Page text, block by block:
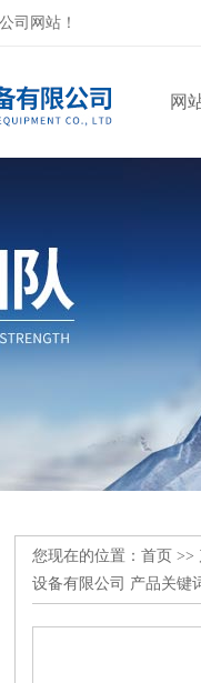
司网站！
网
您现在的位置： 首页 >>
设备有限公司 产品关键